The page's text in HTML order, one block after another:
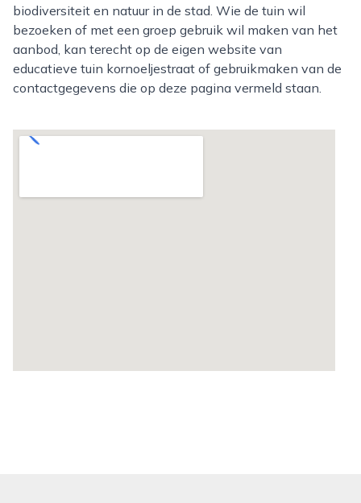
biodiversiteit en natuur in de stad. Wie de tuin wil
bezoeken of met een groep gebruik wil maken van het
aanbod, kan terecht op de eigen website van
educatieve tuin kornoeljestraat of gebruikmaken van de
contactgegevens die op deze pagina vermeld staan.